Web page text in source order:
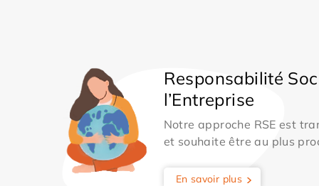
Responsabilité
l’Entreprise
Notre approche RSE est
et souhaite être au plus
En savoir plus